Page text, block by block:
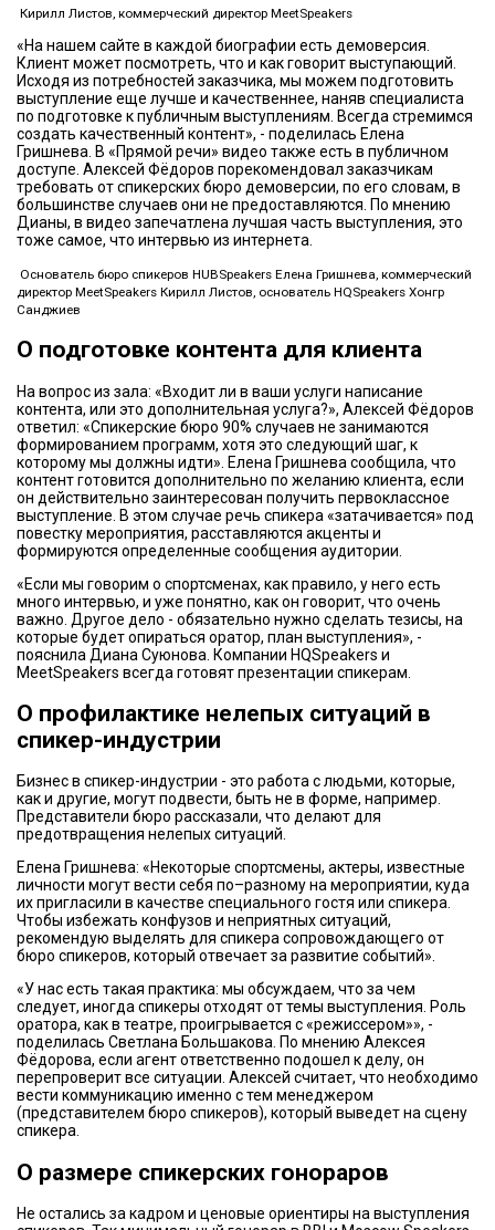
Кирилл Листов, коммерческий директор MeetSpeakers
«На нашем сайте в каждой биографии есть демоверсия.
Клиент может посмотреть, что и как говорит выступающий.
Исходя из потребностей заказчика, мы можем подготовить
выступление еще лучше и качественнее, наняв специалиста
по подготовке к публичным выступлениям. Всегда стремимся
создать качественный контент», - поделилась Елена
Гришнева. В «Прямой речи» видео также есть в публичном
доступе. Алексей Фёдоров порекомендовал заказчикам
требовать от спикерских бюро демоверсии, по его словам, в
большинстве случаев они не предоставляются. По мнению
Дианы, в видео запечатлена лучшая часть выступления, это
тоже самое, что интервью из интернета.
Основатель бюро спикеров HUBSpeakers Елена Гришнева, коммерческий
директор MeetSpeakers Кирилл Листов, основатель HQSpeakers Хонгр
Санджиев
О подготовке контента для клиента
На вопрос из зала: «Входит ли в ваши услуги написание
контента, или это дополнительная услуга?», Алексей Фёдоров
ответил: «Спикерские бюро 90% случаев не занимаются
формированием программ, хотя это следующий шаг, к
которому мы должны идти». Елена Гришнева сообщила, что
контент готовится дополнительно по желанию клиента, если
он действительно заинтересован получить первоклассное
выступление. В этом случае речь спикера «затачивается» под
повестку мероприятия, расставляются акценты и
формируются определенные сообщения аудитории.
«Если мы говорим о спортсменах, как правило, у него есть
много интервью, и уже понятно, как он говорит, что очень
важно. Другое дело - обязательно нужно сделать тезисы, на
которые будет опираться оратор, план выступления», -
пояснила Диана Суюнова. Компании HQSpeakers и
MeetSpeakers всегда готовят презентации спикерам.
О профилактике нелепых ситуаций в
спикер-индустрии
Бизнес в спикер-индустрии - это работа с людьми, которые,
как и другие, могут подвести, быть не в форме, например.
Представители бюро рассказали, что делают для
предотвращения нелепых ситуаций.
Елена Гришнева: «Некоторые спортсмены, актеры, известные
личности могут вести себя по–разному на мероприятии, куда
их пригласили в качестве специального гостя или спикера.
Чтобы избежать конфузов и неприятных ситуаций,
рекомендую выделять для спикера сопровождающего от
бюро спикеров, который отвечает за развитие событий».
«У нас есть такая практика: мы обсуждаем, что за чем
следует, иногда спикеры отходят от темы выступления. Роль
оратора, как в театре, проигрывается с «режиссером»», -
поделилась Светлана Большакова. По мнению Алексея
Фёдорова, если агент ответственно подошел к делу, он
перепроверит все ситуации. Алексей считает, что необходимо
вести коммуникацию именно с тем менеджером
(представителем бюро спикеров), который выведет на сцену
спикера.
О размере спикерских гонораров
Не остались за кадром и ценовые ориентиры на выступления